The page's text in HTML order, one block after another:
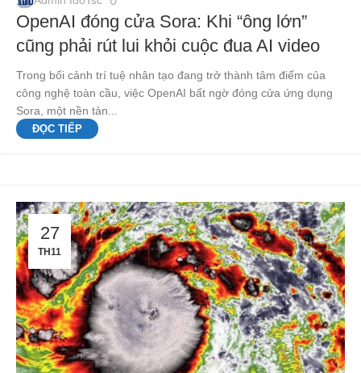
OpenAI đóng cửa Sora: Khi “ông lớn”
cũng phải rút lui khỏi cuộc đua AI video
Trong bối cảnh trí tuệ nhân tạo đang trở thành tâm điểm của
công nghệ toàn cầu, việc OpenAI bất ngờ đóng cửa ứng dụng
Sora, một nền tản...
ĐỌC TIẾP
27
TH11